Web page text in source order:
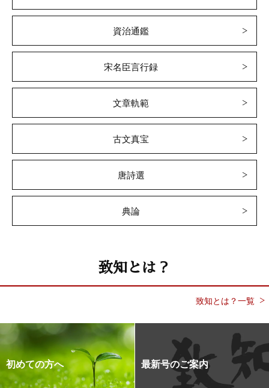
資治通鑑
宋名臣言行録
文章軌範
古文真宝
唐詩選
典論
致知とは？
致知とは？一覧
初めての方へ 最新号のご案内